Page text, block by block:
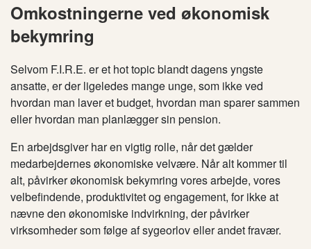
Omkostningerne ved økonomisk
bekymring
Selvom F.I.R.E. er et hot topic blandt dagens yngste
ansatte, er der ligeledes mange unge, som ikke ved
hvordan man laver et budget, hvordan man sparer sammen
eller hvordan man planlægger sin pension.
En arbejdsgiver har en vigtig rolle, når det gælder
medarbejdernesøkonomiske velvære. Når alt kommer til
alt, påvirker økonomisk bekymring vores arbejde, vores
velbefindende, produktivitet og engagement, for ikke at
nævne den økonomiske indvirkning, derpåvirker
virksomheder som følge af sygeorlov eller andet fravær.